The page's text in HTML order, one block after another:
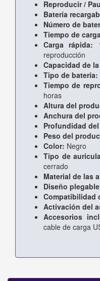
Reproducir /
Batería
Número de
Tiempo de
Carga rápida:
reproducción
Capacidad de
Tipo de batería:
Tiempo de
horas
Altura del
Anchura del
Profundidad
Peso del
Color: Negro
Tipo de
cerrado
Material de las
Diseño
Compatibilidad
Activación del
Accesorios
cable de carga